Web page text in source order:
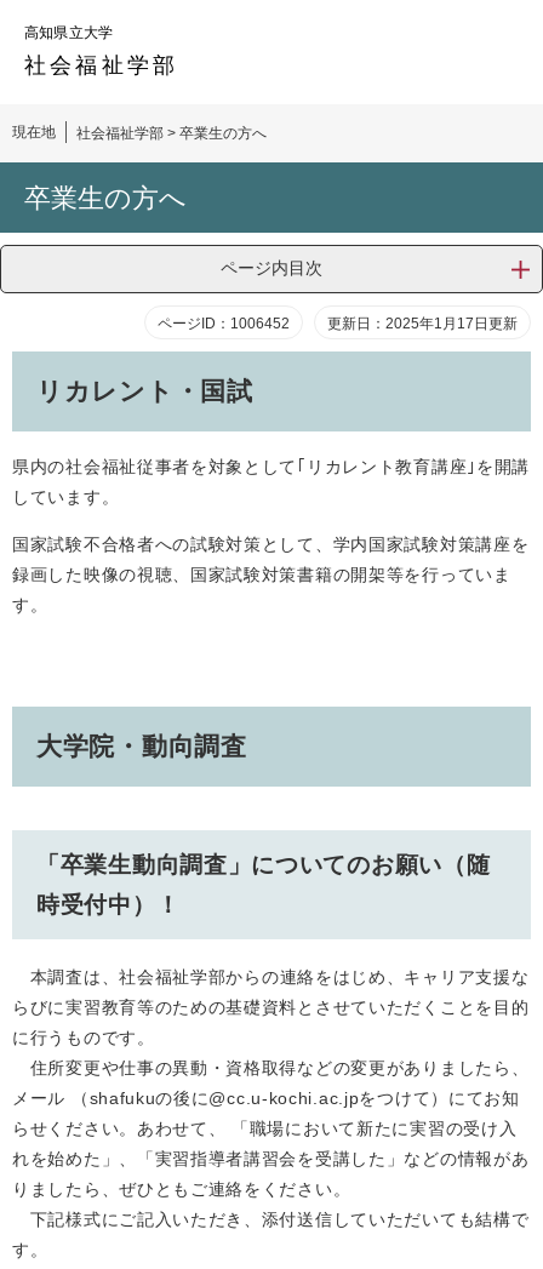
頭
で
す。
飛
ば
本
へ
高知県立大学
社会福祉 学部
現在地 社会福祉学部 > 卒業生の方へ
卒業生の方へ
ページ内目次
ページID：1006452 更新日：2025年1月17日更新
​リカレント・国試
県内の社会福祉従事者を対象として｢リカレント教育講座｣を開講
しています。
国家試験不合格者への試験対策として、学内国家試験対策講座を
録画した映像の視聴、国家試験対策書籍の開架等を行っていま
す。
​大学院・動向調査
「卒業生動向調査」についてのお願い（随
時受付中）！
本調査は、社会福祉学部からの連絡をはじめ、キャリア支援な
らびに実習教育等のための基礎資料とさせていただくことを目的
に行うものです。
住所変更や仕事の異動・資格取得などの変更がありましたら、
メール （shafukuの後に@cc.u-kochi.ac.jpをつけて）にてお知
らせください。あわせて、 「職場において新たに実習の受け入
れを始めた」、「実習指導者講習会を受講した」などの情報があ
りましたら、ぜひともご連絡をください。
下記様式にご記入いただき、添付送信していただいても結構で
す。